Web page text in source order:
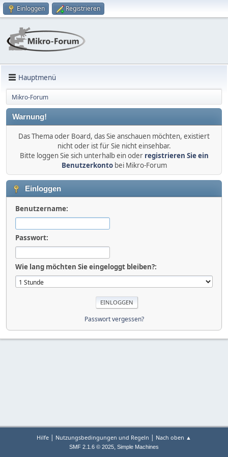
Einloggen Registrieren
Hauptmenü
Mikro-Forum
Warnung!
Das Thema oder Board, das Sie anschauen möchten, existiert
nicht oder ist für Sie nicht einsehbar.
Bitte loggen Sie sich unterhalb ein oder registrieren Sie ein
Benutzerkontobei Mikro-Forum
Einloggen
Benutzername:
Passwort:
Wie lang möchten Sie eingeloggt bleiben?:
Passwort vergessen?
Hilfe | Nutzungsbedingungen und Regeln | Nach oben ▲
SMF 2.1.6 © 2025, Simple Machines